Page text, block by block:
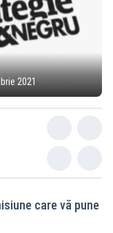
2021
care vă pune